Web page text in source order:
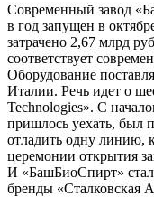
Современный завод
в год запущен в
затрачено 2,67 млрд
соответствует
Оборудование
Италии. Речь идет о
Technologies». С
пришлось уехать, был
отладить одну линию,
церемонии открытия
И «БашБиоСпирт» стал
бренды «Сталковская